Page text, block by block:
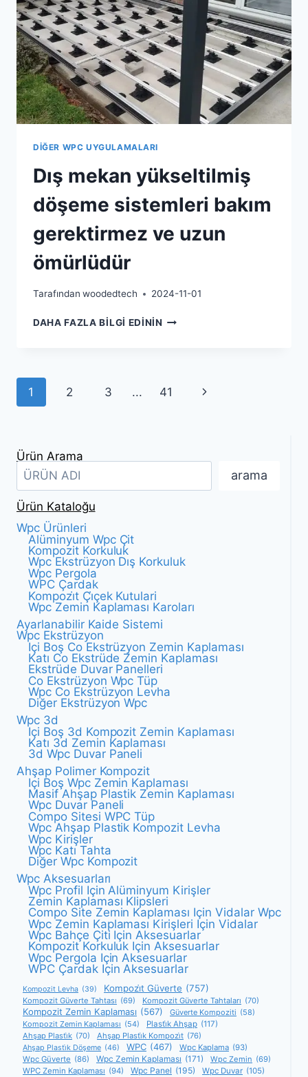
IÇIN
TERCIH
EDILEN
DESTEK
SISTEMIDIR
DIĞER WPC UYGULAMALARI
Dış mekan yükseltilmiş
döşeme sistemleri bakım
gerektirmez ve uzun
ömürlüdür
Tarafından woodedtech 2024-11-01
DAHA FAZLA BILGI EDININ DIŞ
BAKIM
Sayfa
1 2 3 ... 41
Sonraki
Ürün Arama
arama
Ürün Kataloğu
Wpc Ürünleri
Alüminyum Wpc Çit
Kompozit Korkuluk
Wpc Ekstrüzyon Dış Korkuluk
Wpc Pergola
WPC Çardak
Kompozi̇t Çi̇çek Kutulari
Wpc Zemin Kaplaması Karoları
Ayarlanabilir Kaide Sistemi
Wpc Ekstrüzyon
Içi Boş Co Ekstrüzyon Zemin Kaplaması
Katı Co Ekstrüde Zemin Kaplaması
Ekstrüde Duvar Panelleri
Co Ekstrüzyon Wpc Tüp
Wpc Co Ekstrüzyon Levha
Diğer Ekstrüzyon Wpc
Wpc 3d
Içi Boş 3d Kompozit Zemin Kaplaması
Katı 3d Zemin Kaplaması
3d Wpc Duvar Paneli
Ahşap Polimer Kompozit
Içi Boş Wpc Zemin Kaplaması
Masif Ahşap Plastik Zemin Kaplaması
Wpc Duvar Paneli
Compo Sitesi WPC Tüp
Wpc Ahşap Plastik Kompozit Levha
Wpc Kirişler
Wpc Katı Tahta
Diğer Wpc Kompozit
Wpc Aksesuarları
Wpc Profil Için Alüminyum Kirişler
Zemin Kaplaması Klipsleri
Compo Site Zemin Kaplaması Için Vidalar Wpc
Wpc Zemin Kaplaması Kirişleri Için Vidalar
Wpc Bahçe Çiti Için Aksesuarlar
Kompozit Korkuluk Için Aksesuarlar
Wpc Pergola Için Aksesuarlar
WPC Çardak Için Aksesuarlar
Kompozit Levha (39) Kompozi̇t Güverte (757)
Kompozit Güverte Tahtası (69) Kompozit Güverte Tahtaları (70)
Kompozit Zemin Kaplaması (567) Güverte Kompoziti (58)
Kompozit Zemin Kaplaması (54) Plasti̇k Ahşap (117)
Ahşap Plasti̇k (70) Ahşap Plasti̇k Kompozi̇t (76)
Ahşap Plasti̇k Döşeme (46) WPC (467) Wpc Kaplama (93)
Wpc Güverte (86) Wpc Zemin Kaplaması (171) Wpc Zemin (69)
WPC Zemin Kaplaması (94) Wpc Panel (195) Wpc Duvar (105)